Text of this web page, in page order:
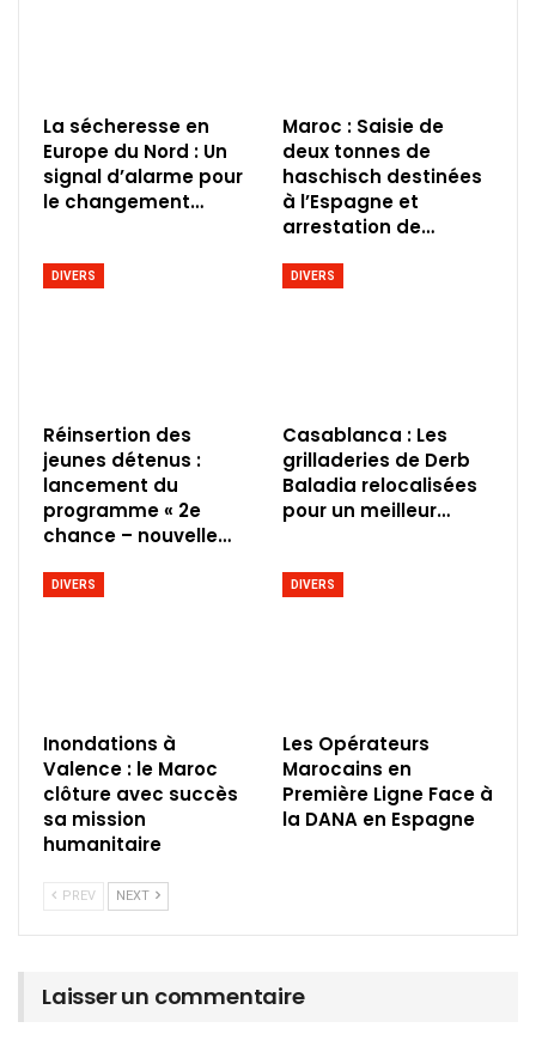
La sécheresse en
Europe du Nord : Un
signal d’alarme pour
le changement…
Maroc : Saisie de
deux tonnes de
haschisch destinées
à l’Espagne et
arrestation de…
DIVERS
Réinsertion des
jeunes détenus :
lancement du
programme « 2e
chance – nouvelle…
DIVERS
Casablanca : Les
grilladeries de Derb
Baladia relocalisées
pour un meilleur…
DIVERS
Inondations à
Valence : le Maroc
clôture avec succès
sa mission
humanitaire
DIVERS
Les Opérateurs
Marocains en
Première Ligne Face à
la DANA en Espagne
PREV NEXT
Laisser un commentaire